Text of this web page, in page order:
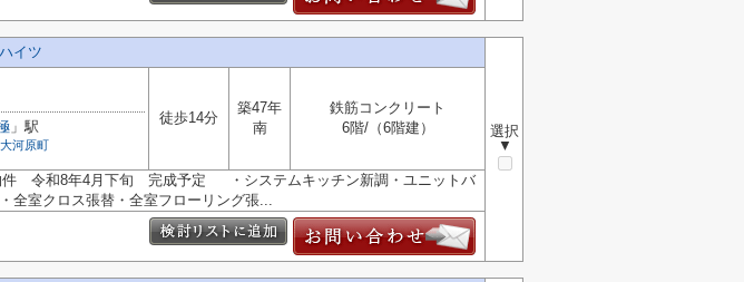
イツ
選択
▼
」駅
河原町
徒歩14分
築47年
南
鉄筋コンクリート
6階/（6階建）
件 令和8年4月下旬 完成予定 ・システムキッチン新調・ユニットバ
全室クロス張替・全室フローリング張...